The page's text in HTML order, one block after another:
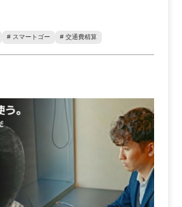
# スマートゴー # 交通費精算